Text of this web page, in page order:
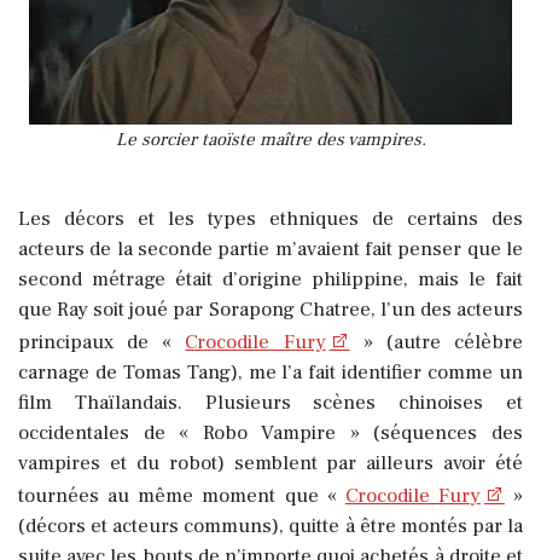
Le sorcier taoïste maître des vampires.
Les décors et les types ethniques de certains des
acteurs de la seconde partie m’avaient fait penser que le
second métrage était d’origine philippine, mais le fait
que Ray soit joué par Sorapong Chatree, l’un des acteurs
principaux de « Crocodile Fury
» (autre célèbre
carnage de Tomas Tang), me l’a fait identifier comme un
film Thaïlandais. Plusieurs scènes chinoises et
occidentales de « Robo Vampire » (séquences des
vampires et du robot) semblent par ailleurs avoir été
tournées au même moment que « Crocodile Fury
»
(décors et acteurs communs), quitte à être montés par la